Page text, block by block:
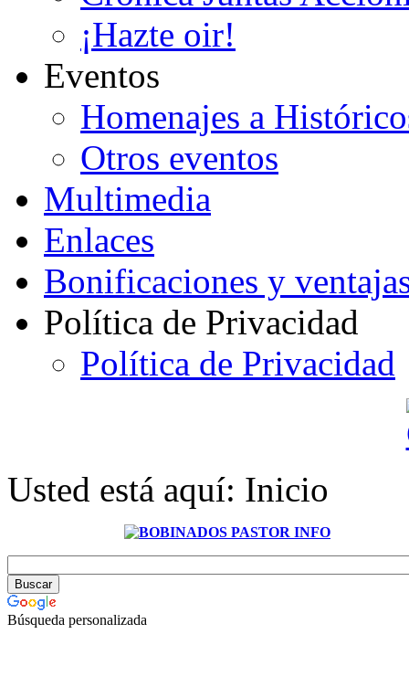
¡Hazte oir!
Eventos
Homenajes a
Otros eventos
Multimedia
Enlaces
Bonificaciones y
Política de Privacidad
Política de Privacidad
Usted está aquí: Inicio
Búsqueda personalizada